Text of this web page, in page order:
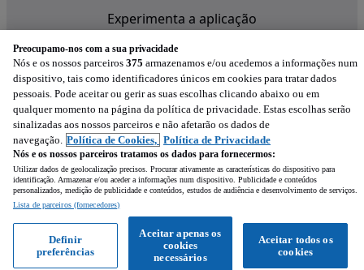
Ligar WhatsApp
Experimenta a aplicação
Preocupamo-nos com a sua privacidade
Nós e os nossos parceiros 375 armazenamos e/ou acedemos a informações num
dispositivo, tais como identificadores únicos em cookies para tratar dados
pessoais. Pode aceitar ou gerir as suas escolhas clicando abaixo ou em
qualquer momento na página da política de privacidade. Estas escolhas serão
sinalizadas aos nossos parceiros e não afetarão os dados de
navegação. Política de Cookies, Política de Privacidade
Nós e os nossos parceiros tratamos os dados para fornecermos:
Utilizar dados de geolocalização precisos. Procurar ativamente as características do dispositivo para
identificação. Armazenar e/ou aceder a informações num dispositivo. Publicidade e conteúdos
personalizados, medição de publicidade e conteúdos, estudos de audiência e desenvolvimento de serviços.
Lista de parceiros (fornecedores)
Aceitar todos os
cookies
Aceitar apenas os
cookies
necessários
Definir
preferências